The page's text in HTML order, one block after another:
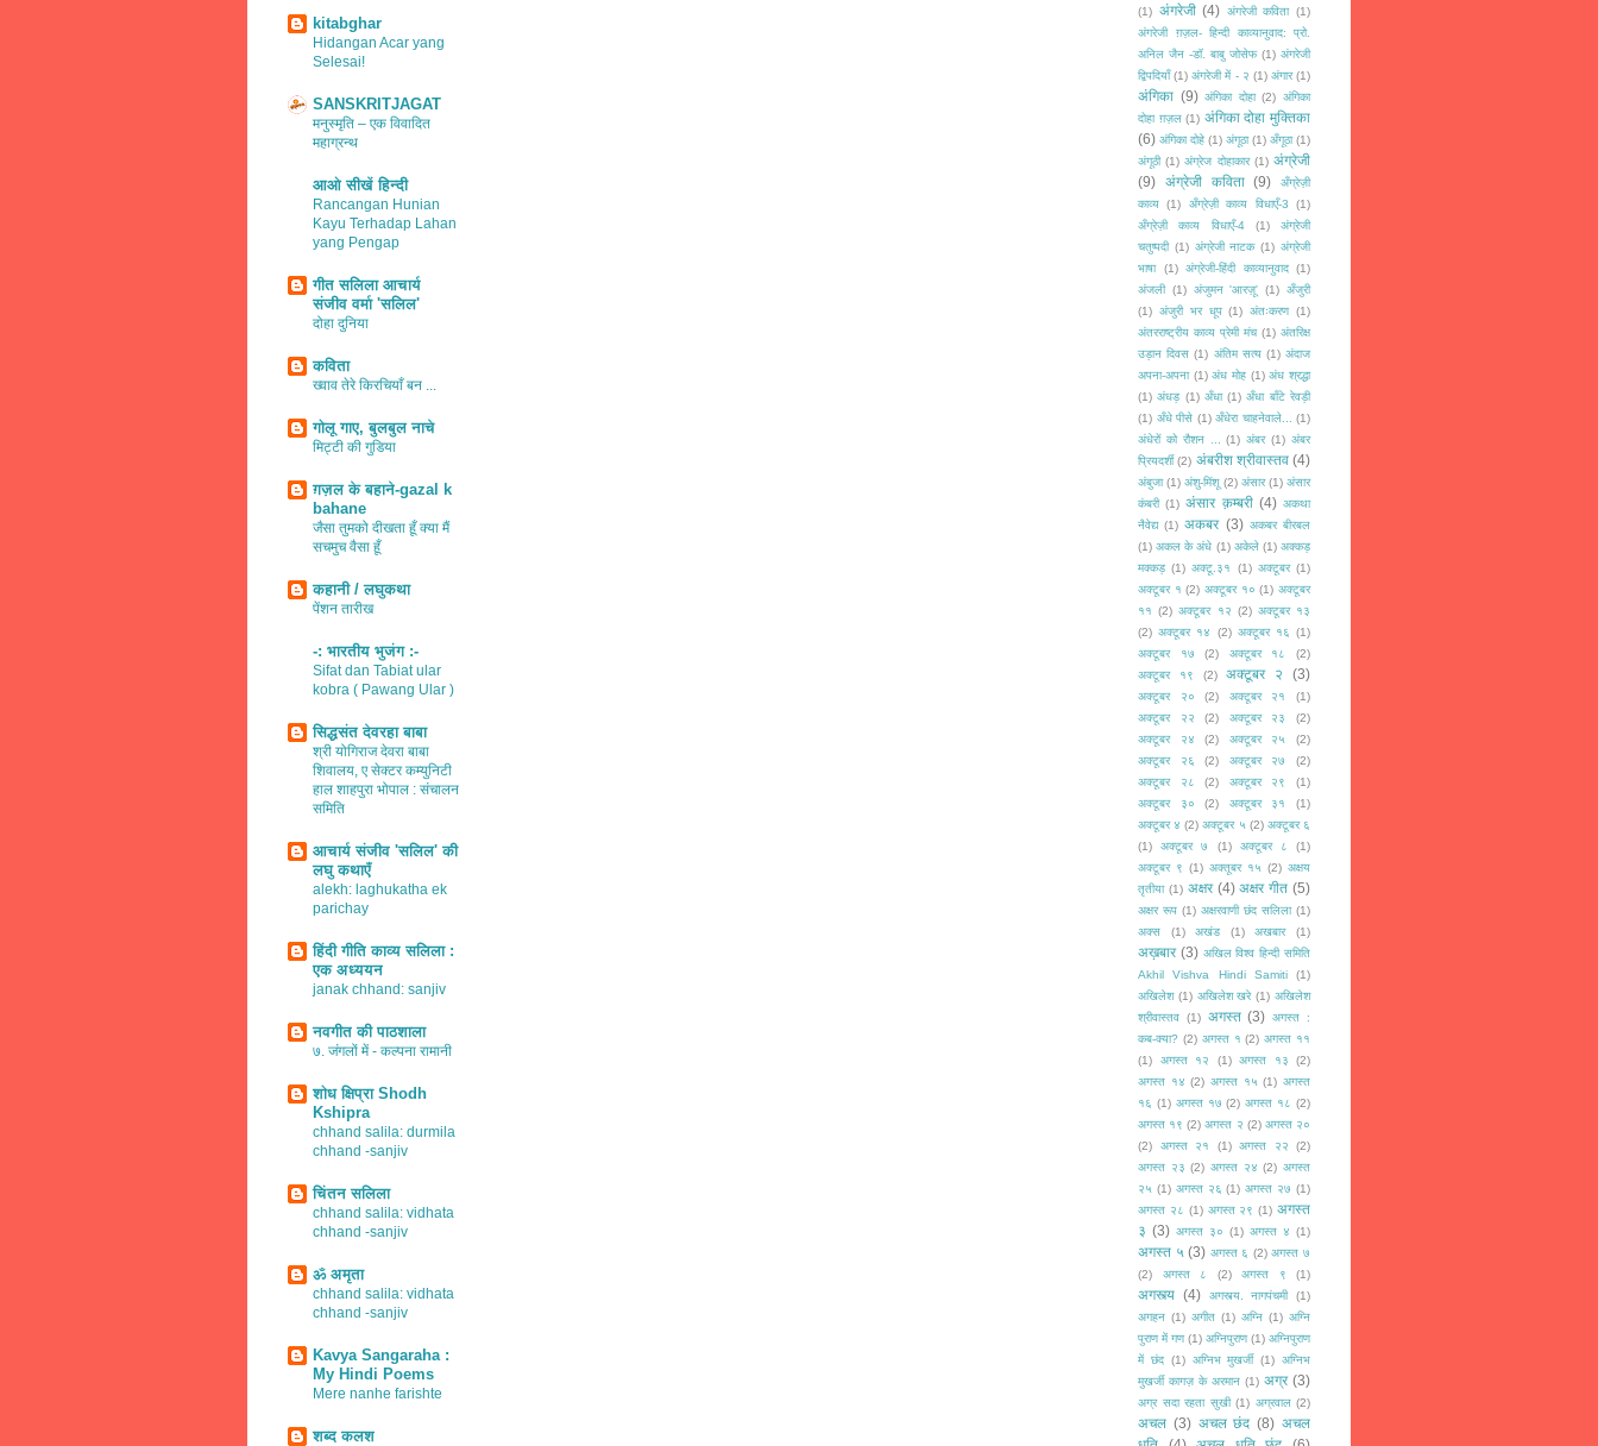
kitabghar
Hidangan Acar yang
Selesai!
SANSKRITJAGAT
मनुस्मृति – एक विवादित
महाग्रन्थ
आओ सीखें हिन्दी
Rancangan Hunian
Kayu Terhadap Lahan
yang Pengap
गीत सलिला आचार्य
संजीव वर्मा 'सलिल'
दोहा दुनिया
कविता
ख्वाव तेरे किरचियाँ बन ...
गोलू गाए, बुलबुल नाचे
मिट्टी की गुडिया
ग़ज़ल के बहाने-gazal k
bahane
जैसा तुमको दीखता हूँ क्या मैं
सचमुच वैसा हूँ
कहानी / लघुकथा
पेंशन तारीख
-: भारतीय भुजंग :-
Sifat dan Tabiat ular
kobra ( Pawang Ular )
सिद्धसंत देवरहा बाबा
श्री योगिराज देवरा बाबा
शिवालय, ए सेक्टर कम्युनिटी
हाल शाहपुरा भोपाल : संचालन
समिति
आचार्य संजीव 'सलिल' की
लघु कथाएँ
alekh: laghukatha ek
parichay
हिंदी गीति काव्य सलिला :
एक अध्ययन
janak chhand: sanjiv
नवगीत की पाठशाला
७. जंगलों में - कल्पना रामानी
शोध क्षिप्रा Shodh
Kshipra
chhand salila: durmila
chhand -sanjiv
चिंतन सलिला
chhand salila: vidhata
chhand -sanjiv
ॐ अमृता
chhand salila: vidhata
chhand -sanjiv
Kavya Sangaraha :
My Hindi Poems
Mere nanhe farishte
शब्द कलश
(1) अंगरेजी (4) अंगरेजी कविता (1)
अंगरेजी ग़ज़ल- हिन्दी काव्यानुवाद: प्रो.
अनिल जैन -डॉ. बाबु जोसेफ (1) अंगरेजी
द्विपदियाँ (1) अंगरेजी में - २ (1) अंगार (1)
अंगिका (9) अंगिका दोहा (2) अंगिका
दोहा ग़ज़ल (1) अंगिका दोहा मुक्तिका
(6) अंगिका दोहे (1) अंगूठा (1) अँगूठा (1)
अंगूठी (1) अंग्रेज दोहाकार (1) अंग्रेजी
(9)
अंग्रेजी कविता (9)
अँग्रेज़ी
काव्य (1) अँग्रेज़ी काव्य विधाएँ-3
(1)
अँग्रेज़ी काव्य विधाएँ-4
(1)
अंग्रेजी
चतुष्पदी (1) अंग्रेजी नाटक (1) अंग्रेजी
भाषा
(1) अंग्रेजी-हिंदी काव्यानुवाद (1)
अंजली (1) अंजुमन 'आरज़ू' (1) अँजुरी
(1) अंजुरी भर धूप (1) अंतःकरण (1)
अंतरराष्ट्रीय काव्य प्रेमी मंच (1) अंतरिक्ष
उड़ान दिवस (1) अंतिम सत्य (1) अंदाज
अपना-अपना (1) अंध मोह (1) अंध श्रद्धा
(1) अंधड़ (1) अँधा (1) अँधा बाँटे रेवड़ी
(1) अँधे पीसे (1) अँधेरा चाहनेवाले...
(1)
अंधेरों को रौशन ...
(1) अंबर (1) अंबर
प्रियदर्शी (2) अंबरीश श्रीवास्तव (4)
अंबुजा (1) अंशु-मिंशू (2) अंसार (1) अंसार
कंबरी (1) अंसार क़म्बरी (4) अकथा
नैवेद्य (1) अकबर (3) अकबर बीरबल
(1) अकल के अंधे (1) अकेले (1) अक्कड़
मक्कड़ (1) अक्टू.३१ (1) अक्टूबर (1)
अक्टूबर १ (2) अक्टूबर १० (1) अक्टूबर
११ (2) अक्टूबर १२ (2) अक्टूबर १३
(2) अक्टूबर १४ (2) अक्टूबर १६ (1)
अक्टूबर १७
(2) अक्टूबर १८
(2)
अक्टूबर १९
(2) अक्टूबर २ (3)
अक्टूबर २० (2) अक्टूबर २१
(1)
अक्टूबर २२
(2) अक्टूबर २३
(2)
अक्टूबर २४
(2) अक्टूबर २५
(2)
अक्टूबर २६
(2) अक्टूबर २७
(2)
अक्टूबर २८
(2) अक्टूबर २९
(1)
अक्टूबर ३०
(2) अक्टूबर ३१
(1)
अक्टूबर ४ (2) अक्टूबर ५ (2) अक्टूबर ६
(1)
अक्टूबर ७ (1) अक्टूबर ८
(1)
अक्टूबर ९ (1) अक्तूबर १५ (2) अक्षय
तृतीया (1) अक्षर (4) अक्षर गीत (5)
अक्षर रूप (1) अक्षरवाणी छंद सलिला (1)
अक्स
(1) अखंड (1) अखबार (1)
अख़बार (3) अखिल विश्व हिन्दी समिति
Akhil Vishva Hindi Samiti
(1)
अखिलेश (1) अखिलेश खरे (1) अखिलेश
श्रीवास्तव (1) अगस्त (3) अगस्त :
कब-क्या? (2) अगस्त १ (2) अगस्त ११
(1)
अगस्त १२ (1) अगस्त १३
(2)
अगस्त १४ (2) अगस्त १५ (1) अगस्त
१६ (1) अगस्त १७ (2) अगस्त १८ (2)
अगस्त १९ (2) अगस्त २ (2) अगस्त २०
(2)
अगस्त २१ (1) अगस्त २२
(2)
अगस्त २३ (2) अगस्त २४ (2) अगस्त
२५ (1) अगस्त २६ (1) अगस्त २७ (1)
अगस्त २८ (1) अगस्त २९ (1) अगस्त
३ (3) अगस्त ३० (1) अगस्त ४ (1)
अगस्त ५ (3) अगस्त ६ (2) अगस्त ७
(2)
अगस्त ८ (2) अगस्त ९ (1)
अगस्त्य (4) अगस्त्य. नागपंचमी
(1)
अगहन (1) अगीत (1) अग्नि (1) अग्नि
पुराण में गण (1) अग्निपुराण (1) अग्निपुराण
में छंद (1) अग्निभ मुखर्जी (1) अग्निभ
मुखर्जी कागज़ के अरमान (1) अग्र (3)
अग्र सदा रहता सुखी (1) अग्रवाल (2)
अचल (3) अचल छंद (8) अचल